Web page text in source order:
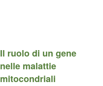
Il ruolo di un gene
nelle malattie
mitocondriali